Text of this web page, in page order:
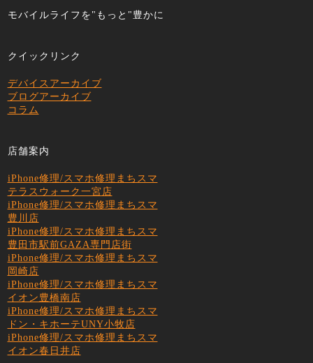
モバイルライフを"もっと"豊かに
クイックリンク
デバイスアーカイブ
ブログアーカイブ
コラム
店舗案内
iPhone修理/スマホ修理まちスマ
テラスウォーク一宮店
iPhone修理/スマホ修理まちスマ
豊川店
iPhone修理/スマホ修理まちスマ
豊田市駅前GAZA専門店街
iPhone修理/スマホ修理まちスマ
岡崎店
iPhone修理/スマホ修理まちスマ
イオン豊橋南店
iPhone修理/スマホ修理まちスマ
ドン・キホーテUNY小牧店
iPhone修理/スマホ修理まちスマ
イオン春日井店